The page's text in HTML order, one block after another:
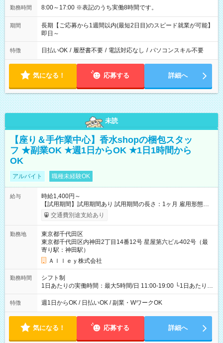
勤務時間 8:00～17:00 ※表記のうち実働8時間です。
期間
長期【ご応募から1週間以内(最短2日目)のスピード就業が可能】
即日～
特徴 日払いOK / 履歴書不要 / 電話対応なし / パソコンスキル不要
気になる！ 応募する 詳細へ
未読
【座り＆手作業中心】香水shopの梱包スタッ
フ ★副業OK ★週1日からOK ★1日1時間から
OK
アルバイト 職種未経験OK
給与
時給1,400円～
【試用期間】試用期間あり 試用期間の長さ：1ヶ月 雇用形態、
給与は本採用時と同じです。
交通費別途支給あり
勤務地
東京都千代田区
東京都千代田区内神田2丁目14番12号 星屋第六ビル402号（最
寄り駅：神田駅）
Ａｌｌｅｙ株式会社
勤務時間
シフト制
1日あたりの実働時間：最大5時間/日 11:00-19:00 └1日あたりの
実働時間：1-5時間 └上記の時間帯内であれば、いつでも勤務可
能！ └平日・土曜日の中で、お好きな曜日でご勤務いただけま
18:00 などのように、自由な働き方が可能なお仕事です！
特徴 週1日からOK / 日払いOK / 副業・WワークOK
気になる！ 応募する 詳細へ